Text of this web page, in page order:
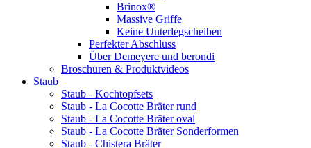
Brinox®
Massive Griffe
Keine Unterlegscheiben
Perfekter Abschluss
Über Demeyere und berondi
Broschüren & Produktvideos
Staub
Staub - Kochtopfsets
Staub - La Cocotte Bräter rund
Staub - La Cocotte Bräter oval
Staub - La Cocotte Bräter Sonderformen
Staub - Chistera Bräter